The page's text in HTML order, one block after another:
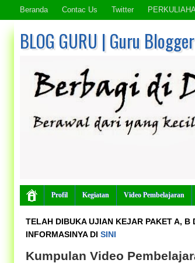
Beranda Contac Us Twitter
BLOG GURU | Guru Blogger
Profil Kegiatan Video Pembelajaran
TELAH DIBUKA UJIAN KEJAR PAKET A, B
INFORMASINYA DI SINI
Kumpulan Video